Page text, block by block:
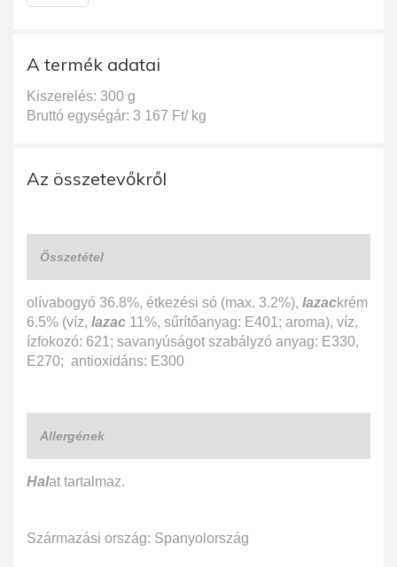
A termék adatai
Kiszerelés: 300 g
Bruttó egységár: 3 167 Ft/ kg
Az összetevőkről
Összetétel
olívabogyó 36.8%, étkezési só (max. 3.2%), lazackrém
6.5% (víz, lazac 11%, sűrítőanyag: E401; aroma), víz,
ízfokozó: 621; savanyúságot szabályzó anyag: E330,
E270; antioxidáns: E300
Allergének
Halat tartalmaz.
Származási ország: Spanyolország